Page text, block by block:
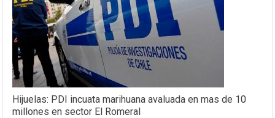
Hijuelas: PDI incuata marihuana avaluada en mas de 10
millones en sector El Romeral